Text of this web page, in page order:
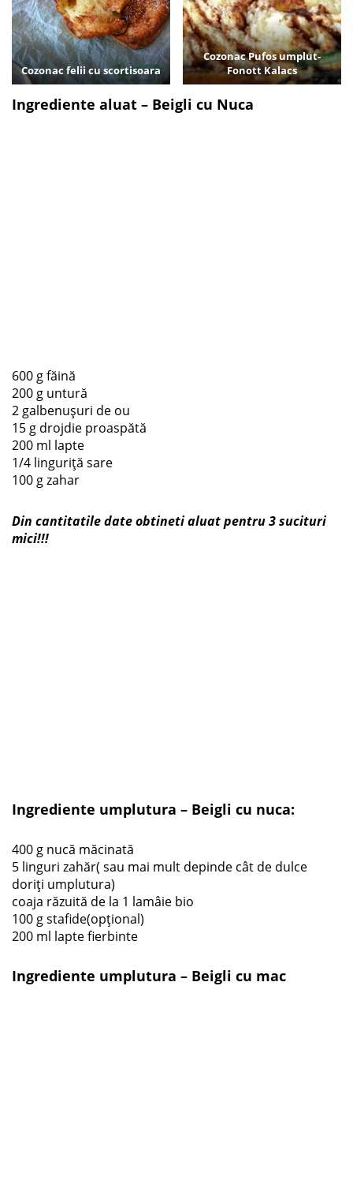
Cozonac felii cu scortisoara
Cozonac Pufos umplut-
Fonott Kalacs
Ingrediente aluat – Beigli cu Nuca
600 g făină
200 g untură
2 galbenușuri de ou
15 g drojdie proaspătă
200 ml lapte
1/4 linguriță sare
100 g zahar
Din cantitatile date obtineti aluat pentru 3 sucituri
mici!!!
Ingrediente umplutura – Beigli cu nuca:
400 g nucă măcinată
5 linguri zahăr( sau mai mult depinde cât de dulce
doriți umplutura)
coaja răzuită de la 1 lamâie bio
100 g stafide(opțional)
200 ml lapte fierbinte
Ingrediente umplutura – Beigli cu mac